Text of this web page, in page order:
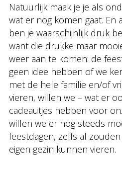
Natuurlijk maak je je als
wat er nog komen gaat. En
ben je waarschijnlijk druk
want die drukke maar
weer aan te komen: de
geen idee hebben of we
met de hele familie en/of
vieren, willen we – wat er
cadeautjes hebben voor
willen we er nog steeds
feestdagen, zelfs al
eigen gezin kunnen vieren.